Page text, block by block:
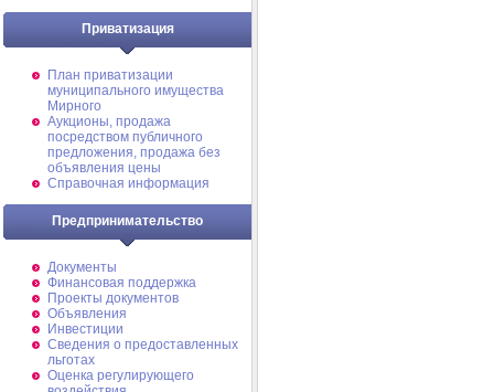
Приватизация
План приватизации
муниципального имущества
Мирного
Аукционы, продажа
посредством публичного
предложения, продажа без
объявления цены
Справочная информация
Предпринимательство
Документы
Финансовая поддержка
Проекты документов
Объявления
Инвестиции
Сведения о предоставленных
льготах
Оценка регулирующего